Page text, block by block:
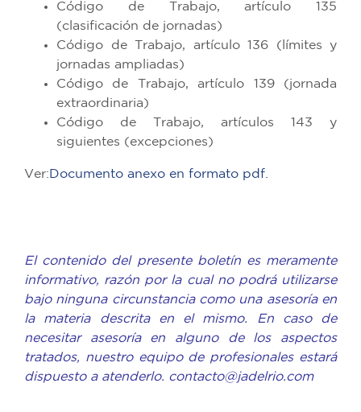
Código de Trabajo, artículo 135
(clasificación de jornadas)
Código de Trabajo, artículo 136 (límites y
jornadas ampliadas)
Código de Trabajo, artículo 139 (jornada
extraordinaria)
Código de Trabajo, artículos 143 y
siguientes (excepciones)
Ver: Documento anexo en formato pdf.
El contenido del presente boletín es meramente
informativo, razón por la cual no podrá utilizarse
bajo ninguna circunstancia como una asesoría en
la materia descrita en el mismo. En caso de
necesitar asesoría en alguno de los aspectos
tratados, nuestro equipo de profesionales estará
dispuesto a atenderlo. contacto@jadelrio.com